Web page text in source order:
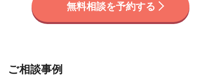
無料相談を予約する
ご相談事例